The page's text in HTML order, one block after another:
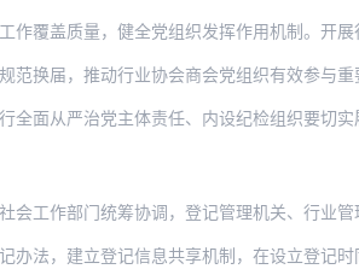
全党组织发挥作用机制。开展行业协会商会党建质量提
业协会商会党组织有效参与重要人事安排等重大事项决
体责任、内设纪检组织要切实履行监督责任，结合实际
协调，登记管理机关、行业管理部门、业务主管单位、
信息共享机制，在设立登记时同步明确行业管理部门。